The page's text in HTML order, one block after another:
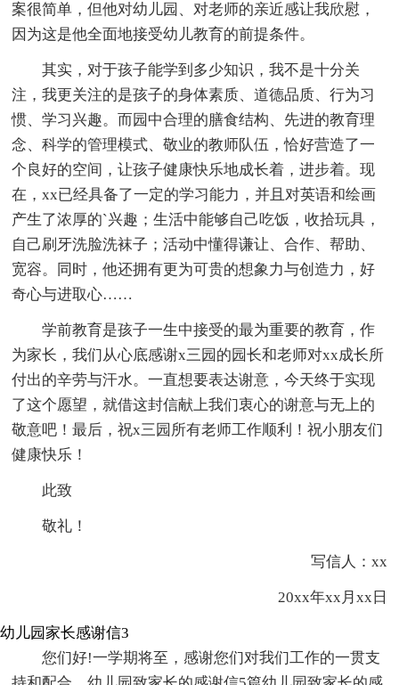
案很简单，但他对幼儿园、对老师的亲近感让我欣慰，
因为这是他全面地接受幼儿教育的前提条件。
其实，对于孩子能学到多少知识，我不是十分关
注，我更关注的是孩子的身体素质、道德品质、行为习
惯、学习兴趣。而园中合理的膳食结构、先进的教育理
念、科学的管理模式、敬业的教师队伍，恰好营造了一
个良好的空间，让孩子健康快乐地成长着，进步着。现
在，xx已经具备了一定的学习能力，并且对英语和绘画
产生了浓厚的`兴趣；生活中能够自己吃饭，收拾玩具，
自己刷牙洗脸洗袜子；活动中懂得谦让、合作、帮助、
宽容。同时，他还拥有更为可贵的想象力与创造力，好
奇心与进取心……
学前教育是孩子一生中接受的最为重要的教育，作
为家长，我们从心底感谢x三园的园长和老师对xx成长所
付出的辛劳与汗水。一直想要表达谢意，今天终于实现
了这个愿望，就借这封信献上我们衷心的谢意与无上的
敬意吧！最后，祝x三园所有老师工作顺利！祝小朋友们
健康快乐！
此致
敬礼！
写信人：xx
20xx年xx月xx日
幼儿园家长感谢信3
您们好!一学期将至，感谢您们对我们工作的一贯支